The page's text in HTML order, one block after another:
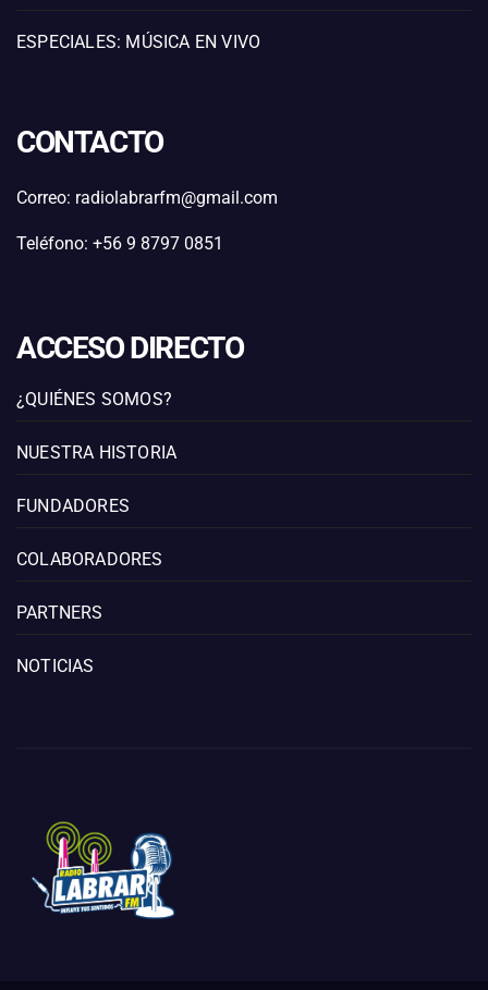
ESPECIALES: MÚSICA EN VIVO
CONTACTO
Correo: radiolabrarfm@gmail.com
Teléfono: +56 9 8797 0851
ACCESO DIRECTO
¿QUIÉNES SOMOS?
NUESTRA HISTORIA
FUNDADORES
COLABORADORES
PARTNERS
NOTICIAS